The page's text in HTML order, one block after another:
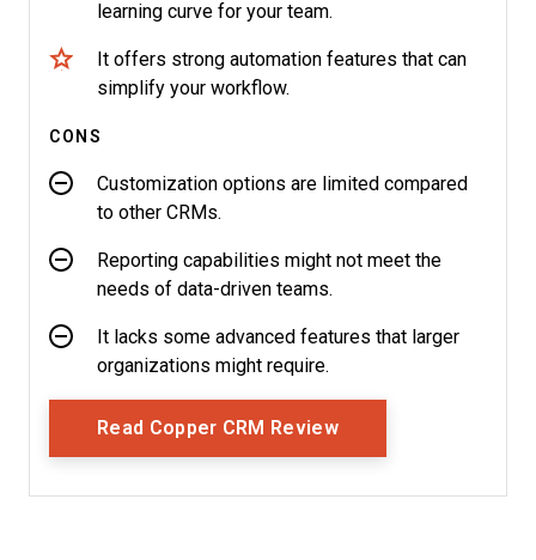
learning curve for your team.
It offers strong automation features that can
simplify your workflow.
CONS
Customization options are limited compared
to other CRMs.
Reporting capabilities might not meet the
needs of data-driven teams.
It lacks some advanced features that larger
organizations might require.
Read Copper CRM ReviewOpens New Window